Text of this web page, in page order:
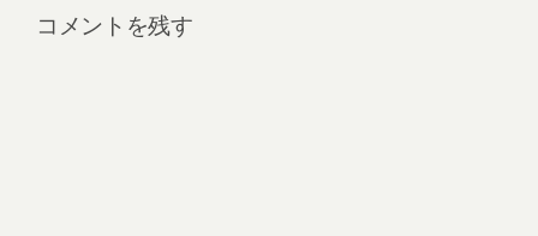
コメントを残す